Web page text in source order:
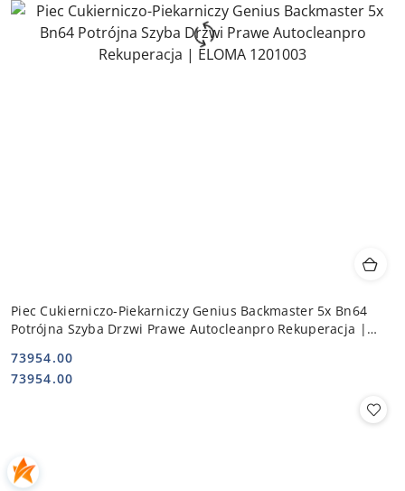
Piec Cukierniczo-Piekarniczy Genius Backmaster 5x Bn64
Potrójna Szyba Drzwi Prawe Autocleanpro Rekuperacja |
Cena:
73954.00
Cena:
73954.00